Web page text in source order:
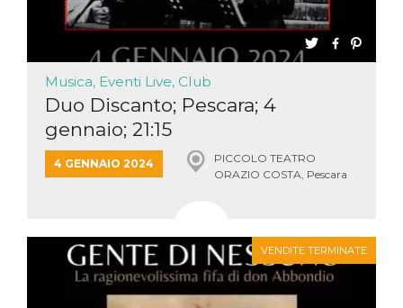
Musica, Eventi Live, Club
Duo Discanto; Pescara; 4
gennaio; 21:15
4 GENNAIO 2024
PICCOLO TEATRO
ORAZIO COSTA, Pescara
VENDITE TERMINATE